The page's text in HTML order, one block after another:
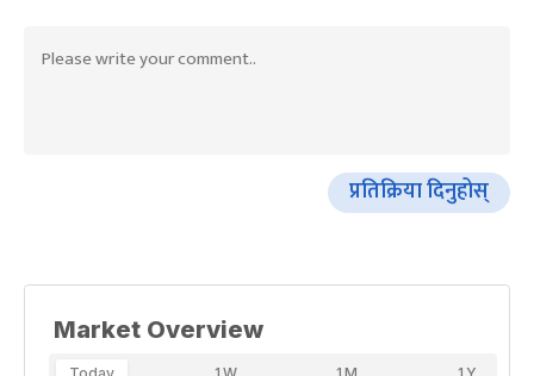
प्रतिक्रिया दिनुहोस्